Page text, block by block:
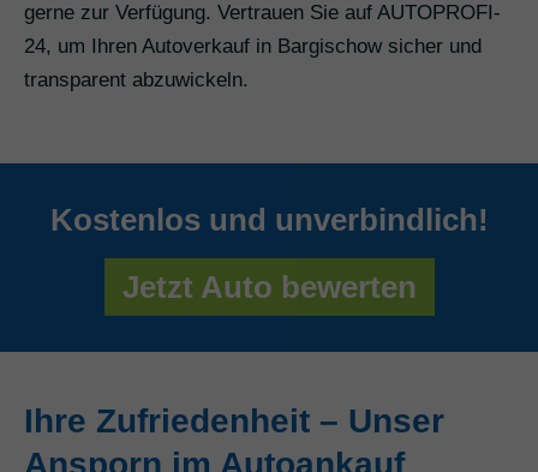
gerne zur Verfügung. Vertrauen Sie auf AUTOPROFI-
24, um Ihren Autoverkauf in Bargischow sicher und
transparent abzuwickeln.
Kostenlos und unverbindlich!
Jetzt Auto bewerten
Ihre Zufriedenheit – Unser
Ansporn im Autoankauf